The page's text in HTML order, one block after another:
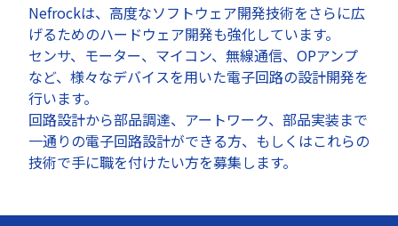
Nefrockは、高度なソフトウェア開発技術をさらに広
げるためのハードウェア開発も強化しています。
センサ、モーター、マイコン、無線通信、OPアンプ
など、様々なデバイスを用いた電子回路の設計開発を
行います。
回路設計から部品調達、アートワーク、部品実装まで
一通りの電子回路設計ができる方、もしくはこれらの
技術で手に職を付けたい方を募集します。